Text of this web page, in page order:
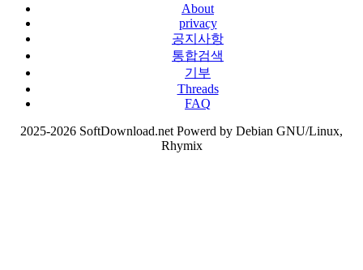
About
privacy
공지사항
통합검색
기부
Threads
FAQ
2025-2026 SoftDownload.net Powerd by Debian GNU/Linux,
Rhymix